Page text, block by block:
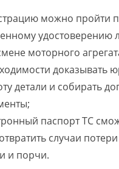
можно пройти
удостоверению
моторного
доказывать
детали и собирать
паспорт ТС
случаи
и порчи.